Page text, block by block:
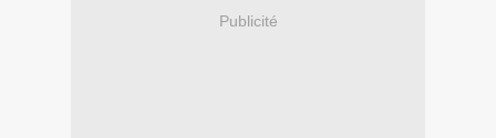
Publicité